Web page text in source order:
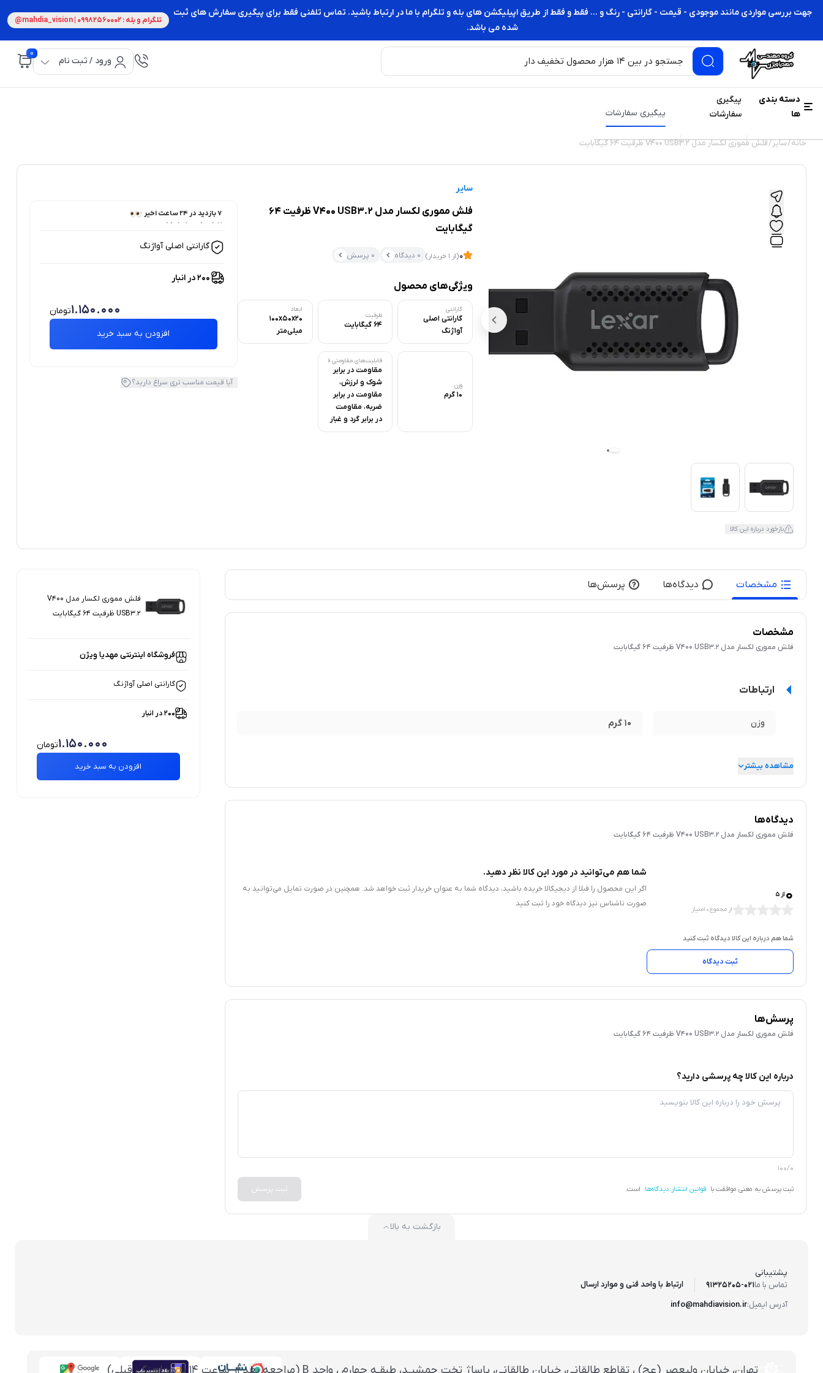
جهت بررسی مواردی مانند موجودی - قیمت - گارانتی - رنگ و ... فقط و فقط از طریق اپیلیکشن های بله و تلگرام با ما در ارتباط باشید. تماس تلفنی فقط برای پیگیری سفارش های ثبت
شده می باشد.
تلگرام و بله : 09982560002 | mahdia_vision@
ورود / ثبت نام
0
دسته بندی
ها
پیگیری
سفارشات
پیگیری سفارشات
خانه/سایر/ فلش مموری لکسار مدل V400 USB3.2 ظرفیت 64 گیگابایت
بازخورد درباره این کالا
سایر
فلش مموری لکسار مدل V400 USB3.2 ظرفیت 64
گیگابایت
0(از 1 خریدار) 0 دیدگاه 0 پرسش
ویژگی‌های محصول
گارانتی
گارانتی اصلی
آواژنگ
ظرفیت
64 گیگابایت
ابعاد
100x50x20
میلی‌متر
وزن
10 گرم
قابلیت‌های مقاومتی فلش مموری
مقاومت در برابر
شوک و لرزش،
مقاومت در برابر
ضربه، مقاومت
در برابر گرد و غبار
7 خریدار در ۱ ماه اخیر
گارانتی اصلی آواژنگ
200 در انبار
افزودن به سبد خرید
1.150.000تومان
آیا قیمت مناسب تری سراغ دارید؟
مشخصات دیدگاه‌ها پرسش‌ها
مشخصات
فلش مموری لکسار مدل V400 USB3.2 ظرفیت 64 گیگابایت
ارتباطات
وزن 10 گرم
مشاهده بیشتر
دیدگاه‌ها
فلش مموری لکسار مدل V400 USB3.2 ظرفیت 64 گیگابایت
0 از 5
از مجموع 0 امتیاز
شما هم درباره این کالا دیدگاه ثبت کنید
ثبت دیدگاه
شما هم می‌توانید در مورد این کالا نظر دهید.
اگر این محصول را قبلا از دیجیکالا خریده باشید، دیدگاه شما به عنوان خریدار ثبت خواهد شد. همچنین در صورت تمایل می‌توانید به
صورت ناشناس نیز دیدگاه خود را ثبت کنید
پرسش‌ها
فلش مموری لکسار مدل V400 USB3.2 ظرفیت 64 گیگابایت
درباره این کالا چه پرسشی دارید؟
100/0
ثبت پرسش به معنی موافقت با قوانین انتشار دیدگاه‌ها است. ثبت پرسش
فلش مموری لکسار مدل V400
USB3.2 ظرفیت 64 گیگابایت
فروشگاه اینترنتی مهدیا ویژن
گارانتی اصلی آواژنگ
200 در انبار
افزودن به سبد خرید
1.150.000تومان
پشتیبانی
تماس با ما91325205-021
آدرس ایمیل:info@mahdiavision.ir
ارتباط با واحد فنی و موارد ارسال
بازگشت به بالا
تهران، خيابان وليعصر (عج) ، تقاطع طالقانی، خيابان طالقانی، پاساژ تخت جمشيـد، طبقـه چهارم ، واحد B (مراجعه بعد از ساعت 14 با هماهنگی قبلی)